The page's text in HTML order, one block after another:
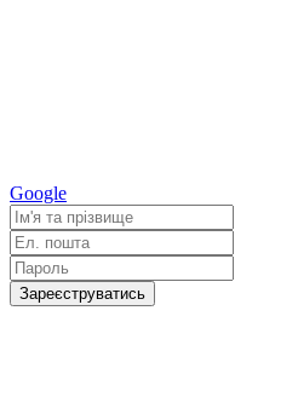
Google
Зареєструватись